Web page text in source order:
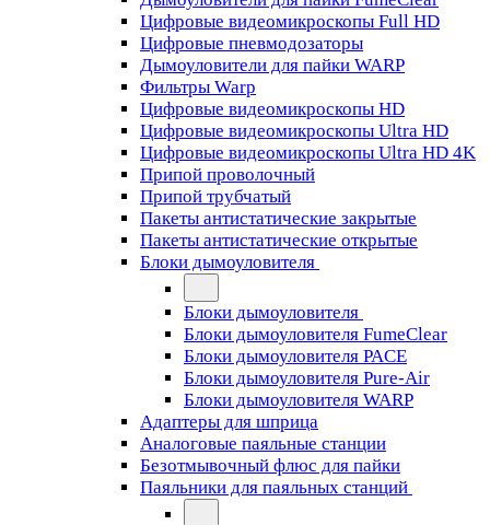
Цифровые видеомикроскопы Full HD
Цифровые пневмодозаторы
Дымоуловители для пайки WARP
Фильтры Warp
Цифровые видеомикроскопы HD
Цифровые видеомикроскопы Ultra HD
Цифровые видеомикроскопы Ultra HD 4K
Припой проволочный
Припой трубчатый
Пакеты антистатические закрытые
Пакеты антистатические открытые
Блоки дымоуловителя
Блоки дымоуловителя
Блоки дымоуловителя FumeClear
Блоки дымоуловителя PACE
Блоки дымоуловителя Pure-Air
Блоки дымоуловителя WARP
Адаптеры для шприца
Аналоговые паяльные станции
Безотмывочный флюс для пайки
Паяльники для паяльных станций